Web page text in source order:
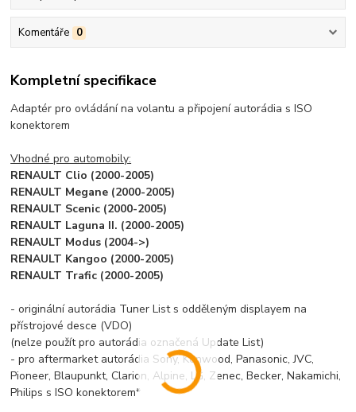
Komentáře 0
Kompletní specifikace
Adaptér pro ovládání na volantu a připojení autorádia s ISO
konektorem
Vhodné pro automobily:
RENAULT Clio (2000-2005)
RENAULT Megane (2000-2005)
RENAULT Scenic (2000-2005)
RENAULT Laguna II. (2000-2005)
RENAULT Modus (2004->)
RENAULT Kangoo (2000-2005)
RENAULT Trafic (2000-2005)
- originální autorádia Tuner List s odděleným displayem na
přístrojové desce (VDO)
(nelze použít pro autorádia označená Update List)
- pro aftermarket autorádia Sony, Kenwood, Panasonic, JVC,
Pioneer, Blaupunkt, Clarion, Alpine, LG, Zenec, Becker, Nakamichi,
Philips s ISO konektorem*